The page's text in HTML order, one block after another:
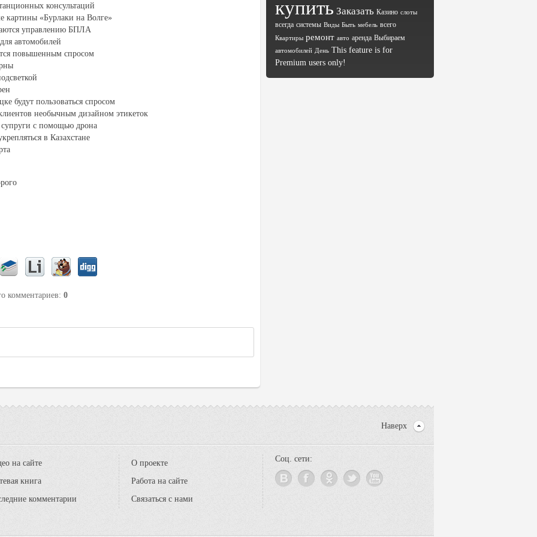
консультаций
картины «Бурлаки на Волге»
управлению БПЛА
автомобилей
повышенным спросом
будут пользоваться спросом
необычным дизайном этикеток
супруги с помощью дрона
в Казахстане
комментариев: 0
купить Заказать Казино слоты
всегда системы Виды Быть мебель всего
Квартиры ремонт авто аренда Выбираем
автомобилей День This feature is for
Premium users only!
Наверх
на сайте
книга
комментарии
О проекте
Работа на сайте
Связаться с нами
Соц. сети: